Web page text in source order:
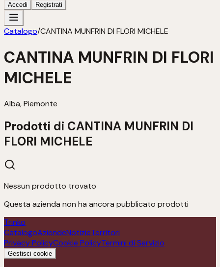
Accedi Registrati
Catalogo/CANTINA MUNFRIN DI FLORI MICHELE
CANTINA MUNFRIN DI FLORI
MICHELE
Alba, Piemonte
Prodotti di CANTINA MUNFRIN DI
FLORI MICHELE
Nessun prodotto trovato
Questa azienda non ha ancora pubblicato prodotti
Trinko
CatalogoAziendeNotizieTerritori
Privacy PolicyCookie PolicyTermini di Servizio
Gestisci cookie